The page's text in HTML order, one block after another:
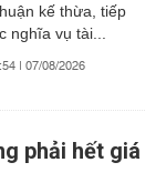
kế thừa, tiếp
nghĩa vụ tài...
| 07/08/2026
phải hết giá